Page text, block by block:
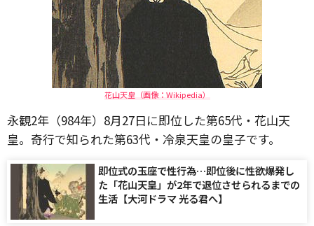
花山天皇（画像：Wikipedia）
永観2年（984年）8月27日に即位した第65代・花山天
皇。奇行で知られた第63代・冷泉天皇の皇子です。
即位式の玉座で性行為…即位後に性欲爆発し
た「花山天皇」が2年で退位させられるまでの
生活【大河ドラマ 光る君へ】